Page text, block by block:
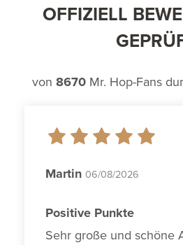
OFFIZIELL
von 8670Mr. Hop-Fans
Martin 06/08/2026
Positive Punkte
Sehr große und schöne